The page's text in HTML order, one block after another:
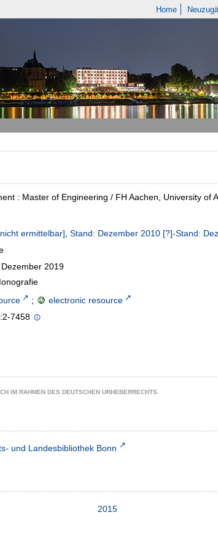
Home
: Master of Engineering / FH Aachen, University of
ermittelbar], Stand: Dezember 2010 [?]-Stand:
2019
;
electronic resource
7458
IM RAHMEN DES DEUTSCHEN URHEBERRECHTS.
und Landesbibliothek Bonn
2015